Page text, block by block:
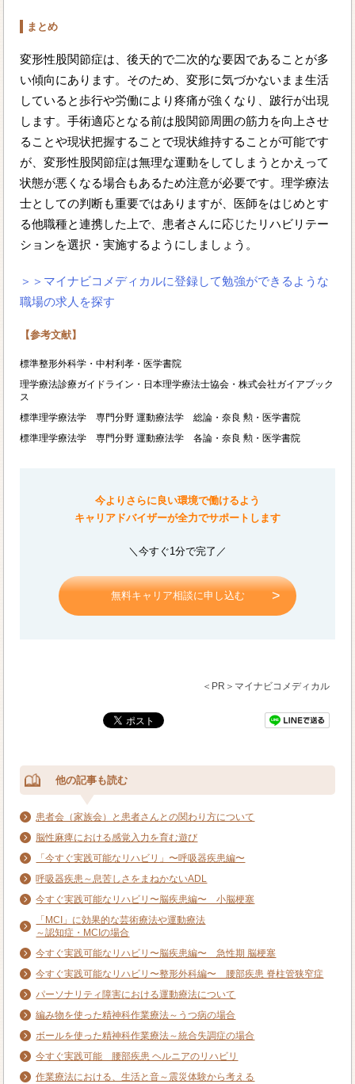
まとめ
変形性股関節症は、後天的で二次的な要因であることが多
い傾向にあります。そのため、変形に気づかないまま生活
していると歩行や労働により疼痛が強くなり、跛行が出現
します。手術適応となる前は股関節周囲の筋力を向上させ
ることや現状把握することで現状維持することが可能です
が、変形性股関節症は無理な運動をしてしまうとかえって
状態が悪くなる場合もあるため注意が必要です。理学療法
士としての判断も重要ではありますが、医師をはじめとす
る他職種と連携した上で、患者さんに応じたリハビリテー
ションを選択・実施するようにしましょう。
＞＞マイナビコメディカルに登録して勉強ができるような
職場の求人を探す
【参考文献】
標準整形外科学・中村利孝・医学書院
理学療法診療ガイドライン・日本理学療法士協会・株式会社ガイアブック
ス
標準理学療法学 専門分野 運動療法学 総論・奈良 勲・医学書院
標準理学療法学 専門分野 運動療法学 各論・奈良 勲・医学書院
今よりさらに良い環境で働けるよう
キャリアドバイザーが全力でサポートします
＼今すぐ1分で完了／
無料キャリア相談に申し込む
＜PR＞マイナビコメディカル
他の記事も読む
患者会（家族会）と患者さんとの関わり方について
脳性麻痺における感覚入力を育む遊び
「今すぐ実践可能なリハビリ」〜呼吸器疾患編〜
呼吸器疾患～息苦しさをまねかないADL
今すぐ実践可能なリハビリ〜脳疾患編〜 小脳梗塞
「MCI」に効果的な芸術療法や運動療法
～認知症・MCIの場合
今すぐ実践可能なリハビリ〜脳疾患編〜 急性期 脳梗塞
今すぐ実践可能なリハビリ〜整形外科編〜 腰部疾患 脊柱管狭窄症
パーソナリティ障害における運動療法について
編み物を使った精神科作業療法～うつ病の場合
ボールを使った精神科作業療法～統合失調症の場合
今すぐ実践可能 腰部疾患 ヘルニアのリハビリ
作業療法における、生活と音～震災体験から考える